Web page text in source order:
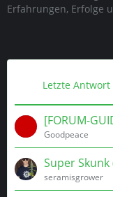
Erfahrungen, Erfolge
Letzte Antwort
[FORUM-
Goodpeace
Super
seramisgrower